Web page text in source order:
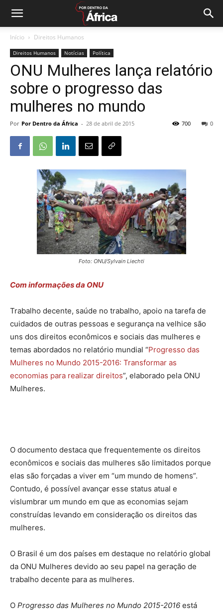
Início Direitos Humanos
Direitos Humanos Notícias Política
ONU Mulheres lança relatório
sobre o progresso das
mulheres no mundo
Por Por Dentro da África - 28 de abril de 2015 0
700
Foto: ONU/Sylvain Liechti
Com informações da ONU
Trabalho decente, saúde no trabalho, apoio na tarefa de
cuidados de outras pessoas e segurança na velhice são
uns dos direitos econômicos e sociais das mulheres e
temas abordados no relatório mundial “Progresso das
Mulheres no Mundo 2015-2016: Transformar as
economias para realizar direitos”, elaborado pela ONU
Mulheres.
O documento destaca que frequentemente os direitos
econômicos e sociais das mulheres são limitados porque
elas são forçadas a viver em “um mundo de homens”.
Contudo, é possível avançar esse status atual e
vislumbrar um mundo em que as economias sejam
construídas levando em consideração os direitos das
mulheres.
O Brasil é um dos países em destaque no relatório global
da ONU Mulheres devido ao seu papel na geração de
trabalho decente para as mulheres.
O Progresso das Mulheres no Mundo 2015-2016 está